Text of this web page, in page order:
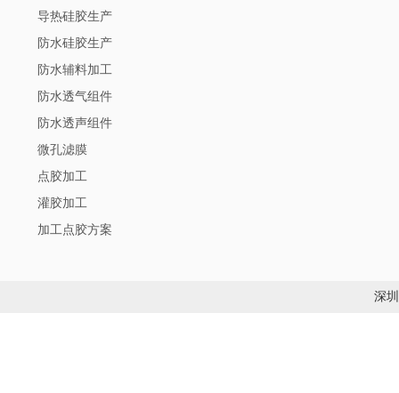
导热硅胶生产
防水硅胶生产
防水辅料加工
防水透气组件
防水透声组件
微孔滤膜
点胶加工
灌胶加工
加工点胶方案
深